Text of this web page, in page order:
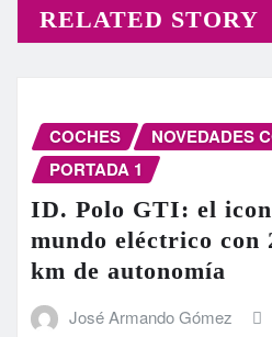
RELATED STORY
COCHES
NOVEDADES
PORTADA 1
ID. Polo GTI: el
mundo eléctrico con
km de autonomía
José Armando Gómez